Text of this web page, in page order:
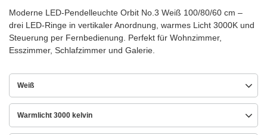
Moderne LED-Pendelleuchte Orbit No.3 Weiß 100/80/60 cm –
drei LED-Ringe in vertikaler Anordnung, warmes Licht 3000K und
Steuerung per Fernbedienung. Perfekt für Wohnzimmer,
Esszimmer, Schlafzimmer und Galerie.
Weiß
Warmlicht 3000 kelvin